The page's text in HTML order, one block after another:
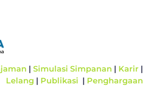
| Simulasi Simpanan | Karir |
Lelang | Publikasi | Penghargaan